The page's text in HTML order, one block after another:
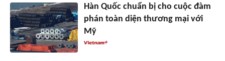
Hàn Quốc chuẩn bị cho cuộc đàm
phán toàn diện thương mại với
Mỹ